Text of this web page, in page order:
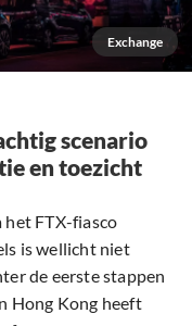
Exchange
scenario
en toezicht
het FTX-fiasco
is wellicht niet
de eerste stappen
Hong Kong heeft